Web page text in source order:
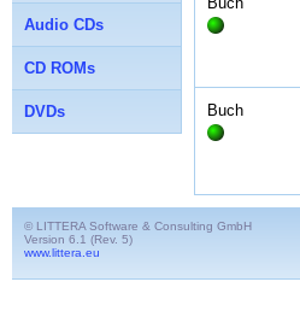
Buch
Audio CDs
CD ROMs
DVDs
© LITTERA Software & Consulting GmbH
Version 6.1 (Rev. 5)
www.littera.eu